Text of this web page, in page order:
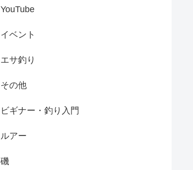
YouTube
イベント
エサ釣り
その他
ビギナー・釣り入門
ルアー
磯